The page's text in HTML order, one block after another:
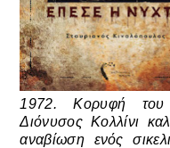
1972. Κορυφή του
Διόνυσος Κολλίνι
αναβίωση ενός